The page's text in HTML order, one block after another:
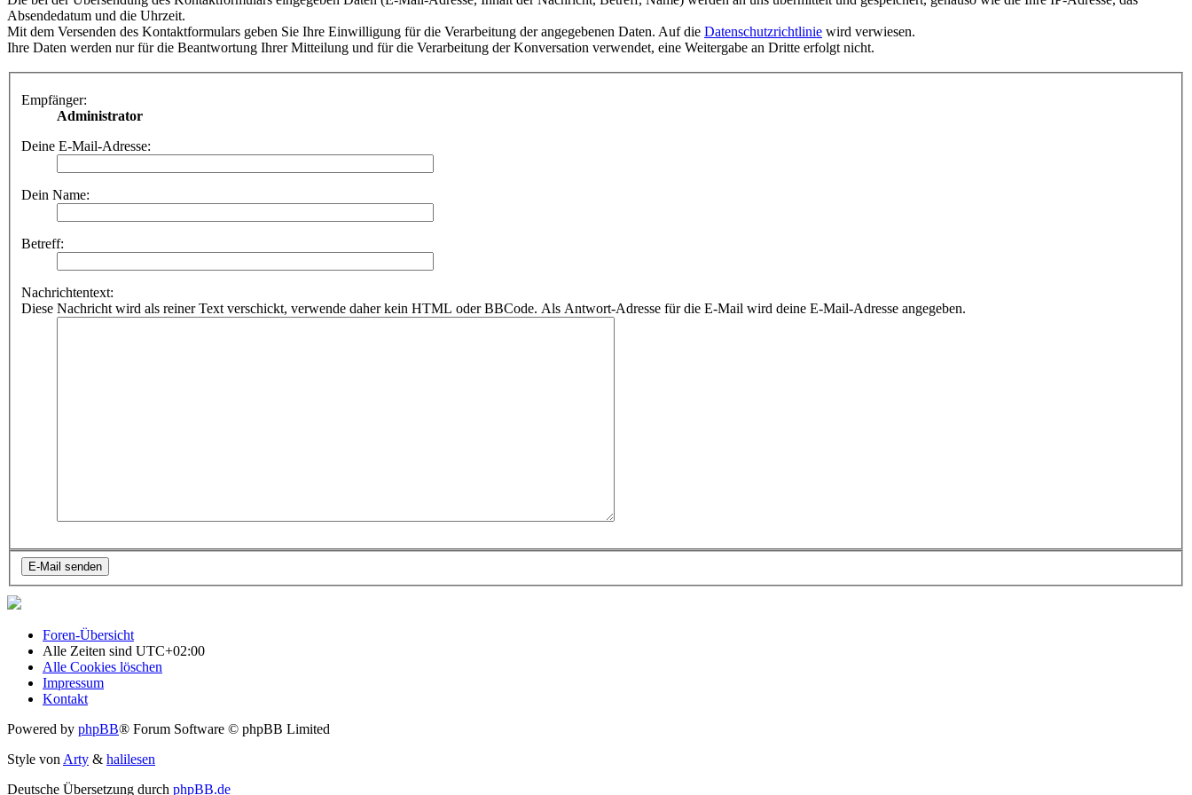
Absendedatum und die Uhrzeit.
Mit dem Versenden des Kontaktformulars geben Sie Ihre Einwilligung für die Verarbeitung der angegebenen Daten. Auf die Datenschutzrichtlinie wird verwiesen.
Ihre Daten werden nur für die Beantwortung Ihrer Mitteilung und für die Verarbeitung der Konversation verwendet, eine Weitergabe an Dritte erfolgt nicht.
Empfänger:
Administrator
Deine E-Mail-Adresse:
Dein Name:
Betreff:
Nachrichtentext:
Diese Nachricht wird als reiner Text verschickt, verwende daher kein HTML oder BBCode. Als Antwort-Adresse für die E-Mail wird deine E-Mail-Adresse angegeben.
Foren-Übersicht
Alle Zeiten sind UTC+02:00
Alle Cookies löschen
Impressum
Kontakt
Powered by phpBB® Forum Software © phpBB Limited
Style von Arty & halilesen
Deutsche Übersetzung durch phpBB.de